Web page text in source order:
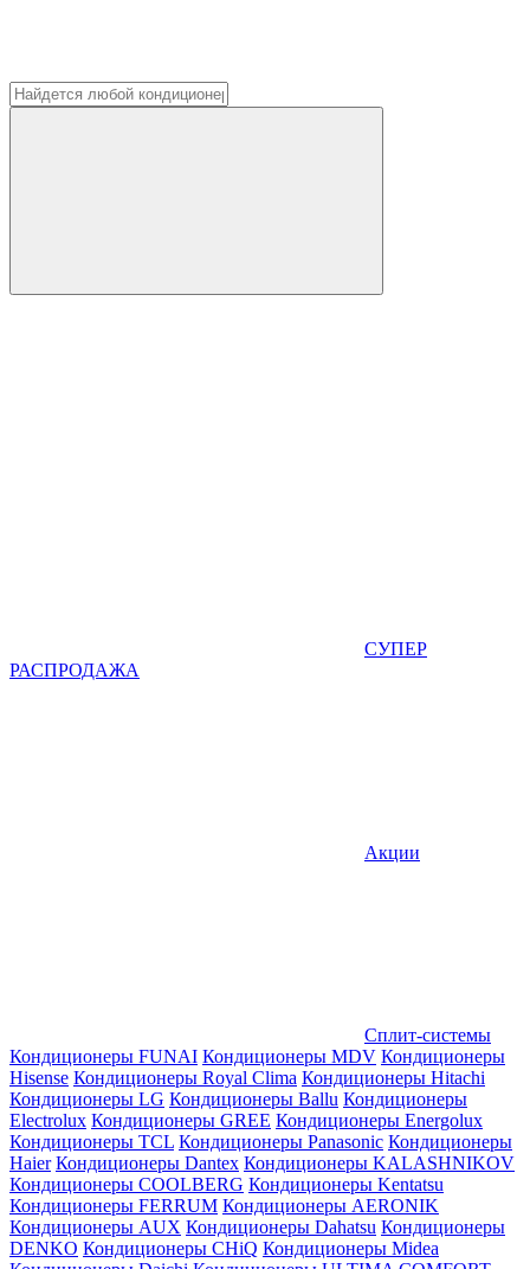
СУПЕР
РАСПРОДАЖА
Акции
Сплит-системы
Кондиционеры FUNAI Кондиционеры MDV Кондиционеры
Hisense Кондиционеры Royal Clima Кондиционеры Hitachi
Кондиционеры LG Кондиционеры Ballu Кондиционеры
Electrolux Кондиционеры GREE Кондиционеры Energolux
Кондиционеры TCL Кондиционеры Panasonic Кондиционеры
Haier Кондиционеры Dantex Кондиционеры KALASHNIKOV
Кондиционеры СOOLBERG Кондиционеры Kentatsu
Кондиционеры FERRUM Кондиционеры AERONIK
Кондиционеры AUX Кондиционеры Dahatsu Кондиционеры
DENKO Кондиционеры CHiQ Кондиционеры Midea